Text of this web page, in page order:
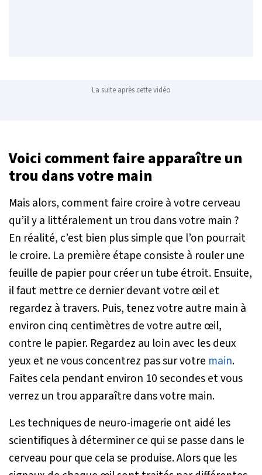
La suite après cette vidéo
Voici comment faire apparaître un
trou dans votre main
Mais alors, comment faire croire à votre cerveau
qu’il y a littéralement un trou dans votre main ?
En réalité, c’est bien plus simple que l’on pourrait
le croire. La première étape consiste à rouler une
feuille de papier pour créer un tube étroit. Ensuite,
il faut mettre ce dernier devant votre œil et
regardez à travers. Puis, tenez votre autre main à
environ cinq centimètres de votre autre œil,
contre le papier. Regardez au loin avec les deux
yeux et ne vous concentrez pas sur votre main.
Faites cela pendant environ 10 secondes et vous
verrez un trou apparaître dans votre main.
Les techniques de neuro-imagerie ont aidé les
scientifiques à déterminer ce qui se passe dans le
cerveau pour que cela se produise. Alors que les